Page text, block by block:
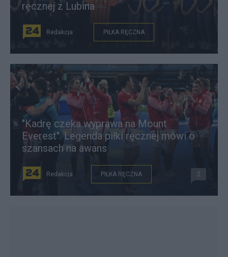
ręcznej z Lubina
Redakcja PIŁKA RĘCZNA
"Kadrę czeka wyprawa na Mount
Everest". Legenda piłki ręcznej mówi o
szansach na awans
Redakcja PIŁKA RĘCZNA 2